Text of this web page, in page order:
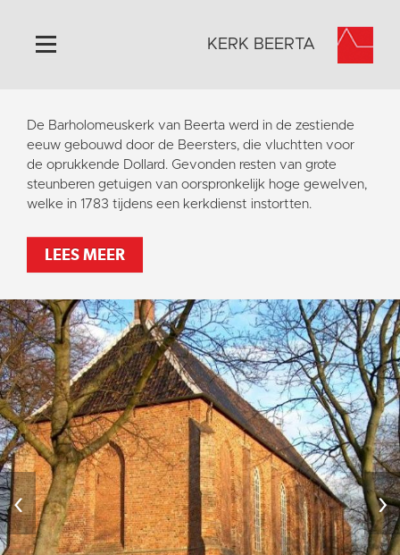
Home
Algemeen
Historie
Omgeving
Activiteiten
Steun ons
Vaktaal
KERK BEERTA
De Barholomeuskerk van Beerta werd in de zestiende
eeuw gebouwd door de Beersters, die vluchtten voor
de oprukkende Dollard. Gevonden resten van grote
steunberen getuigen van oorspronkelijk hoge gewelven,
welke in 1783 tijdens een kerkdienst instortten.
LEES MEER
‹ ›